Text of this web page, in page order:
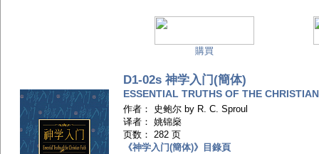
購買
D1-02s 神学入门(簡体)
ESSENTIAL TRUTHS OF THE
作者： 史鲍尔 by R. C. Sproul
译者： 姚锦燊
页数： 282 页
《神学入门(簡体)》目錄頁